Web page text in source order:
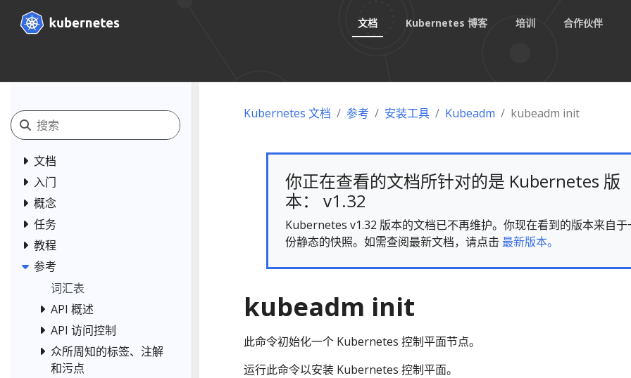
文档 Kubernetes 博客 培训 合作伙伴
文档
入门
概念
任务
教程
参考
词汇表
API 概述
API 访问控制
众所周知的标签、注解
和污点
Kubernetes 文档 参考 安装工具 Kubeadm kubeadm init
你正在查看的文档所针对的是 Kubernetes 版
本： v1.32
Kubernetes v1.32 版本的文档已不再维护。你现在看到的版本来自于
份静态的快照。如需查阅最新文档，请点击 最新版本。
kubeadm init
此命令初始化一个 Kubernetes 控制平面节点。
运行此命令以安装 Kubernetes 控制平面。